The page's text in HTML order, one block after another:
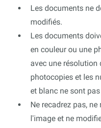
Les documents ne
modifiés.
Les documents
en couleur ou une
avec une résolution
photocopies et les
et blanc ne sont
Ne recadrez pas,
l'image et ne